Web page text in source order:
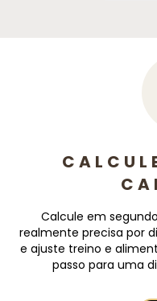
Calcule em
realmente precisa por
e ajuste treino e
passo para uma